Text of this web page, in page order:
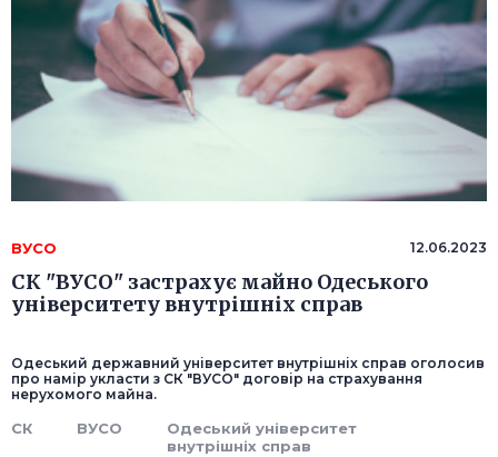
ВУСО 12.06.2023
СК "ВУСО" застрахує майно Одеського
університету внутрішніх справ
Одеський державний університет внутрішніх справ оголосив
про намір укласти з СК "ВУСО" договір на страхування
нерухомого майна.
СК ВУСО
Одеський університет
внутрішніх справ